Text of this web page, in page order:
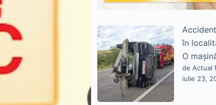
în
O
de Actual
iulie 23,